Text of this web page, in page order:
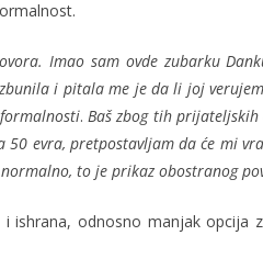
Imao sam ovde zubarku
i pitala me je da li joj
.Baš zbog tih
evra, pretpostavljam da će mi
to je prikaz obostranog
ishrana, odnosno manjak opcija